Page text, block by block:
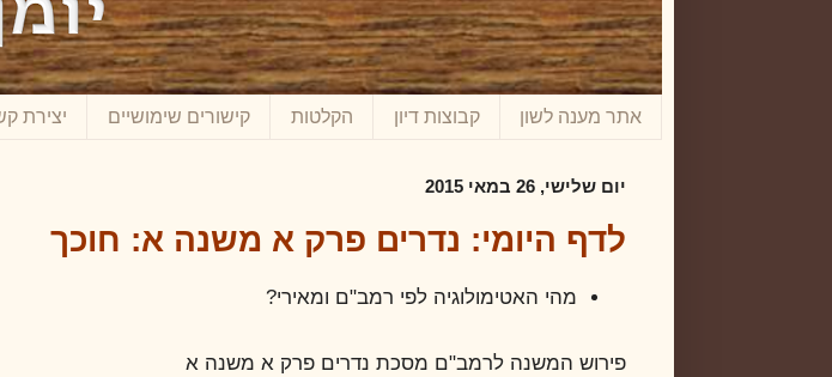
אתר מענה לשון קבוצות דיון הקלטות קישורים שימושיים יצירת
יום שלישי, 26 במאי 2015
לדף היומי: נדרים פרק א משנה א: חוכך
מהי האטימולוגיה לפי רמב"ם ומאירי?
פירוש המשנה לרמב"ם מסכת נדרים פרק א משנה א